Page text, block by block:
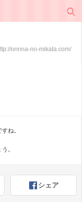
onnna-no-mikata.com/
ね。
。
シェア